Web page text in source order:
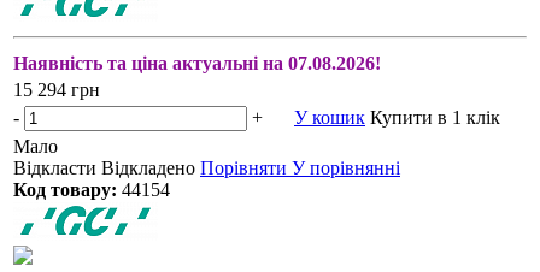
Наявність та ціна актуальні на 07.08.2026!
15 294 грн
-
+ У кошик Купити в 1 клік
Мало
Відкласти Відкладено Порівняти У порівнянні
Код товару: 44154